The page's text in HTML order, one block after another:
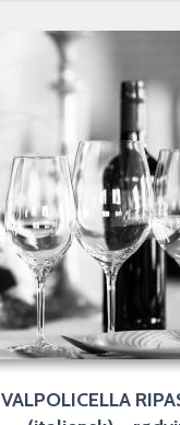
VALPOLICELLA